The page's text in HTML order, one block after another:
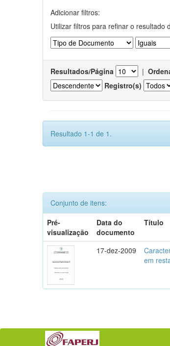
Adicionar filtros:
Utilizar filtros para refinar o resultado
Resultados/Página |
Registro(s)
Resultado 1-1 de 1.
Conjunto de itens:
Pré-
visualização
Data do
documento
Título
17-dez-2009
em